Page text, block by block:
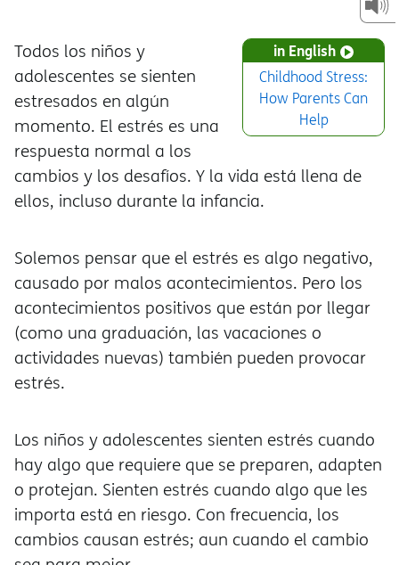
in English
Childhood Stress:
How Parents Can
Help
Todos los niños y
adolescentes se sienten
estresados en algún
momento. El estrés es una
respuesta normal a los
cambios y los desafíos. Y la vida está llena de
ellos, incluso durante la infancia.
Solemos pensar que el estrés es algo negativo,
causado por malos acontecimientos. Pero los
acontecimientos positivos que están por llegar
(como una graduación, las vacaciones o
actividades nuevas) también pueden provocar
estrés.
Los niños y adolescentes sienten estrés cuando
hay algo que requiere que se preparen, adapten
o protejan. Sienten estrés cuando algo que les
importa está en riesgo. Con frecuencia, los
cambios causan estrés; aun cuando el cambio